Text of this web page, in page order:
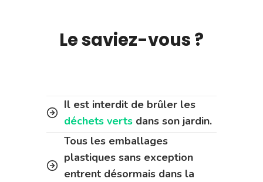
Le saviez-vous ?
Il est interdit de brûler les
déchets verts dans son jardin.
Tous les emballages
plastiques sans exception
entrent désormais dans la